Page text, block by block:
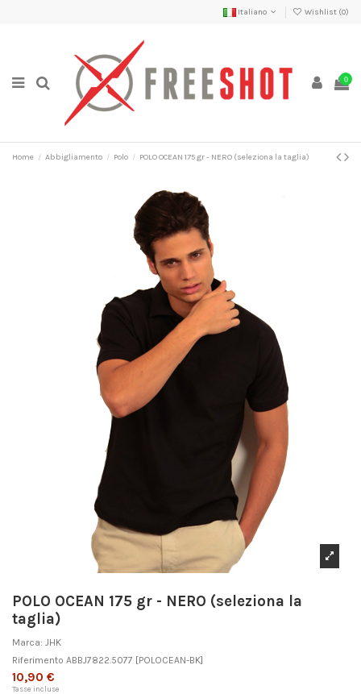
Italiano Wishlist (0)
0
Home Abbigliamento Polo POLO OCEAN 175 gr - NERO (seleziona la taglia)
POLO OCEAN 175 gr - NERO (seleziona la
taglia)
Marca: JHK
Riferimento ABBJ7822.5077 [POLOCEAN-BK]
10,90 €
Tasse incluse